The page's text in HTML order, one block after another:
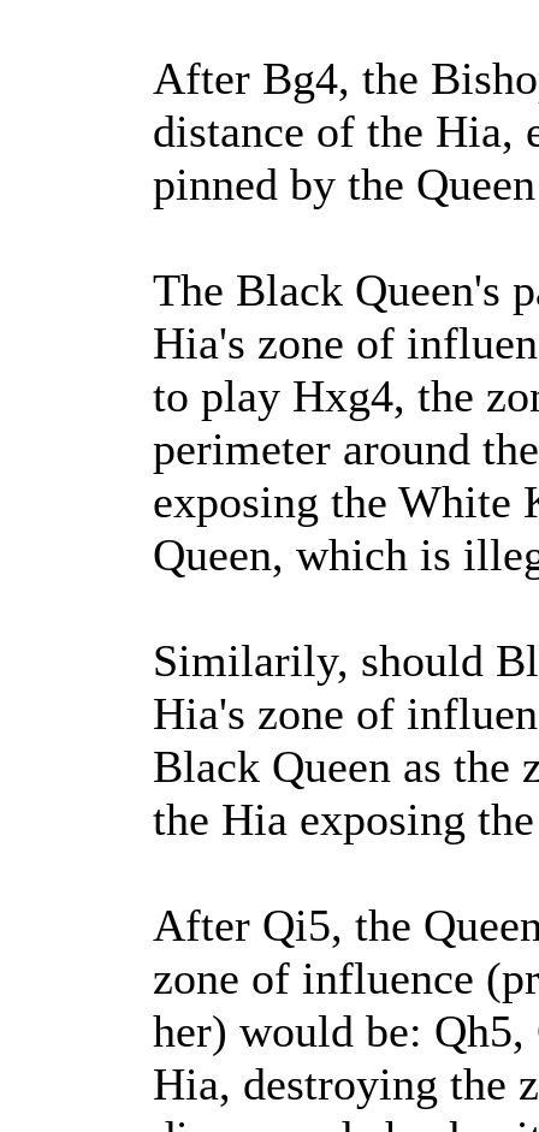
After Bg4, the
distance of the Hia,
pinned by the
The Black Queen's
Hia's zone of
to play Hxg4, the
perimeter around
exposing the White
Queen, which is
Similarily, should
Hia's zone of
Black Queen as
the Hia exposing
After Qi5, the
zone of influence
her) would be:
Hia, destroying the